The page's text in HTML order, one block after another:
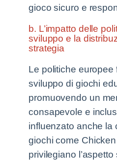
gioco sicuro e
b. L’impatto delle
sviluppo e la
strategia
Le politiche europee
sviluppo di giochi
promuovendo un
consapevole e
influenzato anche la
giochi come
privilegiano